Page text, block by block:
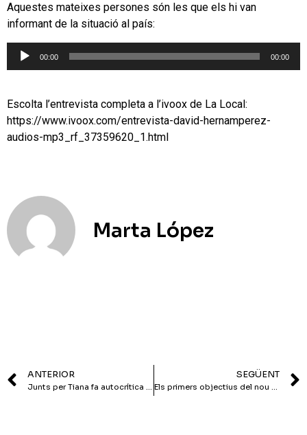
Aquestes mateixes persones són les que els hi van
informant de la situació al país:
Reproductor
00:00 00:00
Escolta l’entrevista completa a l’ivoox de La Local:
https://www.ivoox.com/entrevista-david-hernamperez-
audios-mp3_rf_37359620_1.html
Marta López
ANTERIOR SEGÜENT